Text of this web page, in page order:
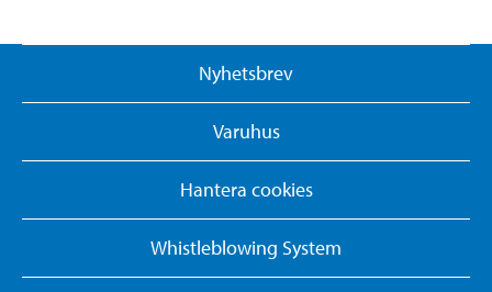
Nyhetsbrev
Varuhus
Hantera cookies
Whistleblowing System